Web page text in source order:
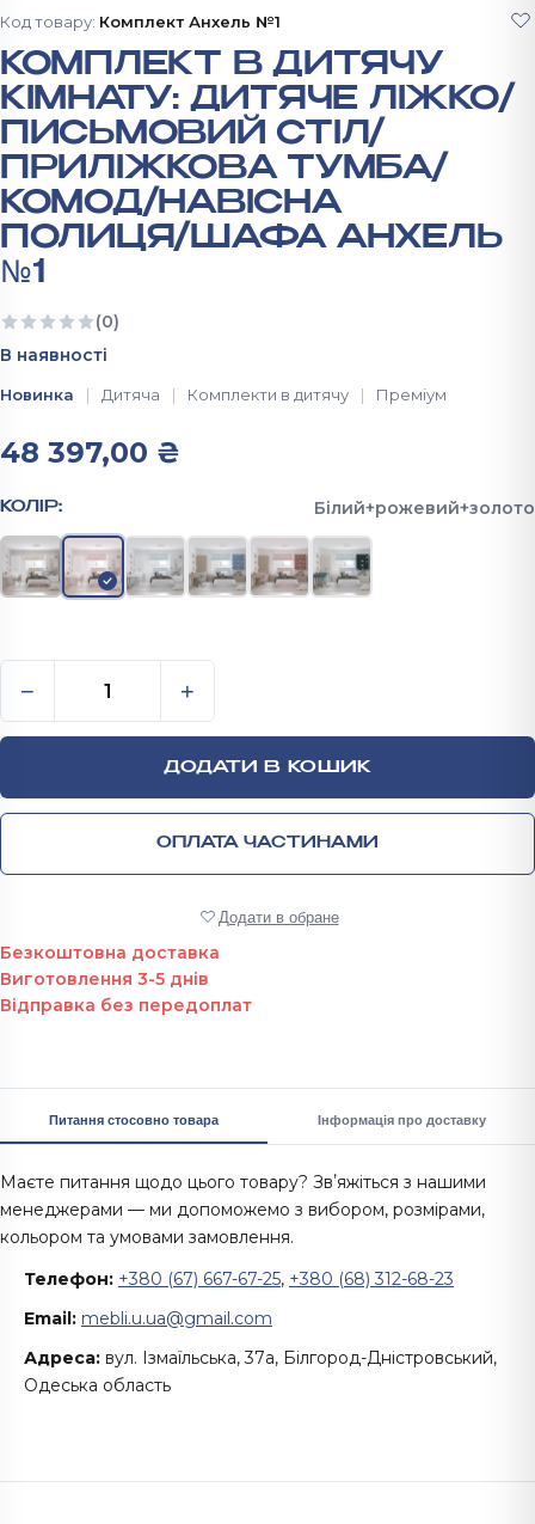
Код товару: Комплект Анхель №1
КОМПЛЕКТ В ДИТЯЧУ
КІМНАТУ: ДИТЯЧЕ ЛІЖКО/
ПИСЬМОВИЙ СТІЛ/
ПРИЛІЖКОВА ТУМБА/
КОМОД/НАВІСНА
ПОЛИЦЯ/ШАФА АНХЕЛЬ
№1
(0)
Ще немає відгуків
В наявності
Новинка Дитяча Комплекти в дитячу Преміум
48 397,00 ₴
КОЛІР: Білий+рожевий+золото
− +
ДОДАТИ В КОШИК
ОПЛАТА ЧАСТИНАМИ
Додати в обране
Безкоштовна доставка
Виготовлення 3-5 днів
Відправка без передоплат
Питання стосовно товара Інформація про доставку
Маєте питання щодо цього товару? Звʼяжіться з нашими
менеджерами — ми допоможемо з вибором, розмірами,
кольором та умовами замовлення.
Телефон: +380 (67) 667-67-25, +380 (68) 312-68-23
Email: mebli.u.ua@gmail.com
Адреса: вул. Ізмаїльська, 37а, Білгород-Дністровський,
Одеська область